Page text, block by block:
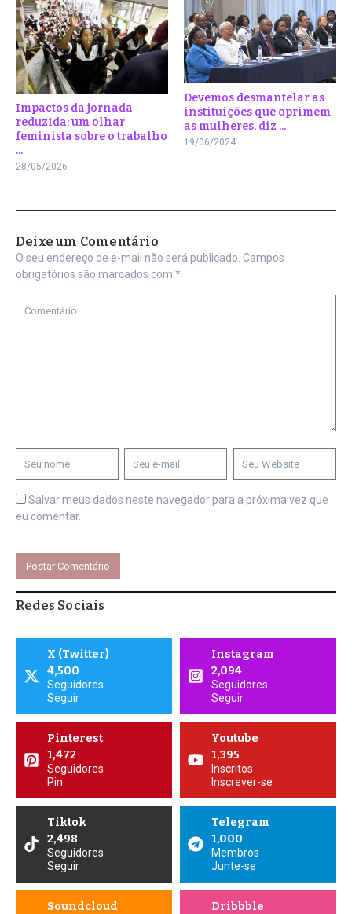
Impactos da jornada
reduzida: um olhar
feminista sobre o trabalho
...
28/05/2026
Devemos desmantelar as
instituições que oprimem
as mulheres, diz ...
19/06/2024
Deixe um Comentário
O seu endereço de e-mail não será publicado. Campos
obrigatórios são marcados com *
Salvar meus dados neste navegador para a próxima vez que
eu comentar.
Redes Sociais
X (Twitter)
4,500
Seguidores
Seguir
Instagram
2,094
Seguidores
Seguir
Pinterest
1,472
Seguidores
Pin
Youtube
1,395
Inscritos
Inscrever-se
Tiktok
2,498
Seguidores
Seguir
Telegram
1,000
Membros
Junte-se
Soundcloud
Dribbble